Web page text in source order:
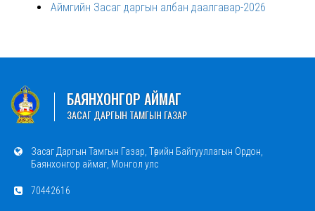
Аймгийн Засаг даргын албан даалгавар-2026
БАЯНХОНГОР АЙМАГ
ЗАСАГ ДАРГЫН ТАМГЫН ГАЗАР
Засаг Даргын Тамгын Газар, Төрийн Байгууллагын Ордон,
Баянхонгор аймаг, Монгол улс
70442616